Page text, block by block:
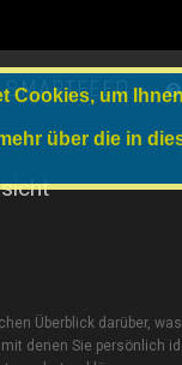
SMARTFEED
Überblick darüber,
denen Sie
Cookies, um
über die in